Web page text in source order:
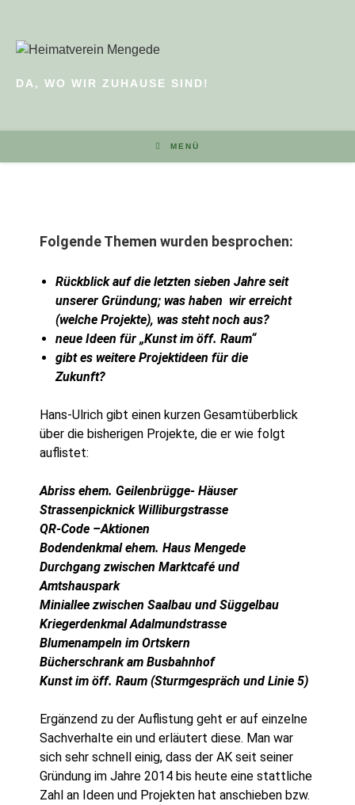
DA, WO WIR ZUHAUSE SIND!
MENÜ
Folgende Themen wurden besprochen:
Rückblick auf die letzten sieben Jahre seit
unserer Gründung; was haben wir erreicht
(welche Projekte), was steht noch aus?
neue Ideen für „Kunst im öff. Raum“
gibt es weitere Projektideen für die
Zukunft?
Hans-Ulrich gibt einen kurzen Gesamtüberblick
über die bisherigen Projekte, die er wie folgt
auflistet:
Abriss ehem. Geilenbrügge- Häuser
Strassenpicknick Williburgstrasse
QR-Code –Aktionen
Bodendenkmal ehem. Haus Mengede
Durchgang zwischen Marktcafé und
Amtshauspark
Miniallee zwischen Saalbau und Süggelbau
Kriegerdenkmal Adalmundstrasse
Blumenampeln im Ortskern
Bücherschrank am Busbahnhof
Kunst im öff. Raum (Sturmgespräch und Linie 5)
Ergänzend zu der Auflistung geht er auf einzelne
Sachverhalte ein und erläutert diese. Man war
sich sehr schnell einig, dass der AK seit seiner
Gründung im Jahre 2014 bis heute eine stattliche
Zahl an Ideen und Projekten hat anschieben bzw.